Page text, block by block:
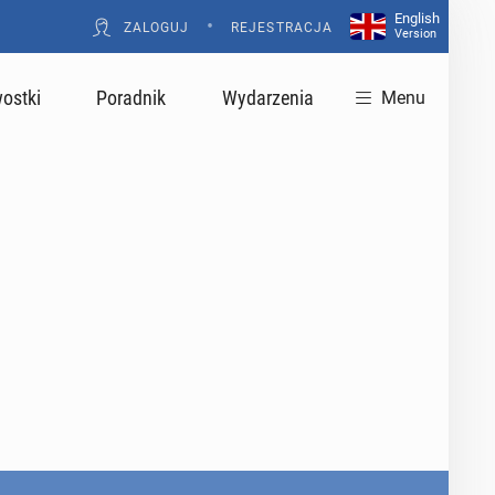
ZALOGUJ • REJESTRACJA
English
Version
Poradnik Wydarzenia Menu